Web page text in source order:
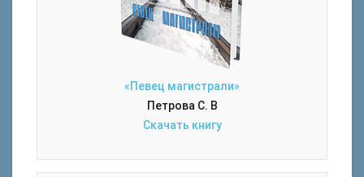
«Певец магистрали»
Петрова С. В
Скачать книгу